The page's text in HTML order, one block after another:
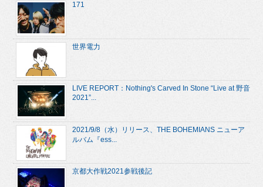
171
世界電力
LIVE REPORT：Nothing's Carved In Stone “Live at 野音
2021”...
2021/9/8（水）リリース、THE BOHEMIANS ニューア
ルバム『ess...
京都大作戦2021参戦後記